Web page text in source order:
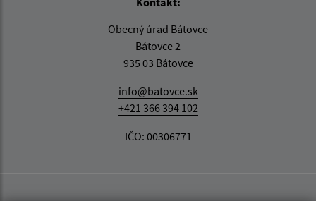
Obecný úrad Bátovce
Bátovce 2
935 03 Bátovce
info@batovce.sk
+421 366 394 102
IČO: 00306771